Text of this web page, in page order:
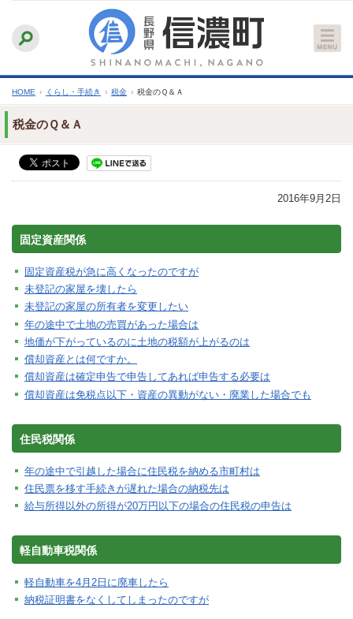
文
へ
ふりがなをつける
文字サイズ
縮小 標準 拡大
HOME › くらし・手続き › 税金 › 税金のＱ＆Ａ
税金のＱ＆Ａ
2016年9月2日
固定資産関係
固定資産税が急に高くなったのですが
未登記の家屋を壊したら
未登記の家屋の所有者を変更したい
年の途中で土地の売買があった場合は
地価が下がっているのに土地の税額が上がるのは
償却資産とは何ですか。
償却資産は確定申告で申告してあれば申告する必要は
償却資産は免税点以下・資産の異動がない・廃業した場合でも
住民税関係
年の途中で引越した場合に住民税を納める市町村は
住民票を移す手続きが遅れた場合の納税先は
給与所得以外の所得が20万円以下の場合の住民税の申告は
軽自動車税関係
軽自動車を4月2日に廃車したら
納税証明書をなくしてしまったのですが